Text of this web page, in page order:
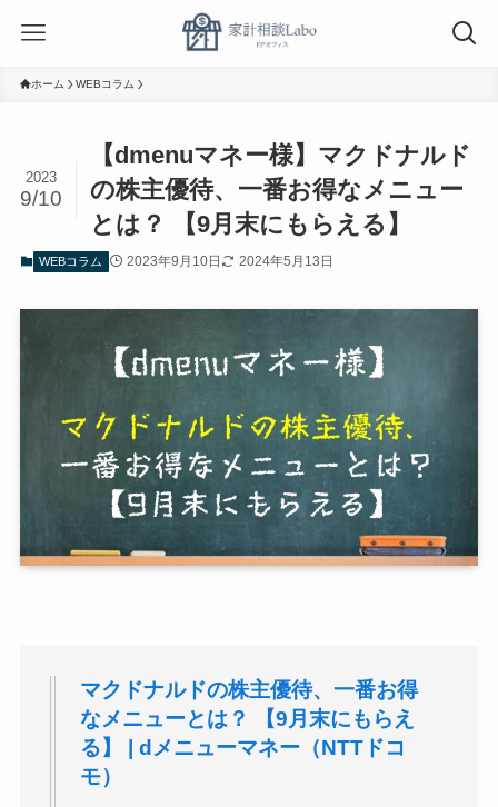
ホーム WEBコラム
【dmenuマネー様】マクドナルド
の株主優待、一番お得なメニュー
とは？ 【9月末にもらえる】
2023
9/10
WEBコラム 2023年9月10日 2024年5月13日
マクドナルドの株主優待、一番お得
なメニューとは？ 【9月末にもらえ
る】 | dメニューマネー（NTTドコ
モ）